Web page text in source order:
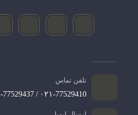
تلفن تماس
۰۲۱-77529410 / 021-77529437